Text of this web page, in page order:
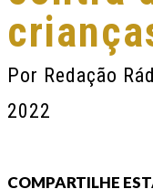
Por Redação
2022
COMPARTILHE